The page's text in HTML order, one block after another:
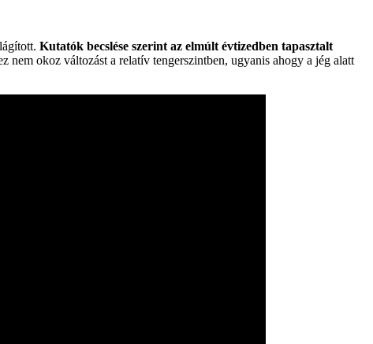
Kutatók becslése szerint az elmúlt évtizedben tapasztalt
nem okoz változást a relatív tengerszintben, ugyanis ahogy a jég alatt